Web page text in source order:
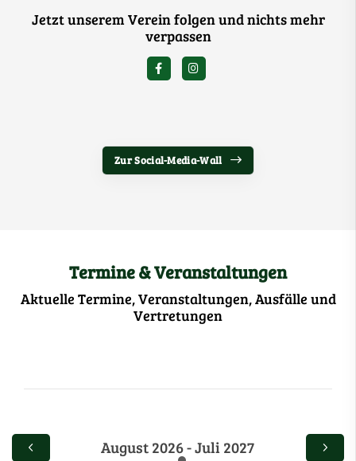
Jetzt unserem Verein folgen und nichts mehr
verpassen
Zur Social-Media-Wall
Termine & Veranstaltungen
Aktuelle Termine, Veranstaltungen, Ausfälle und
Vertretungen
August 2026 - Juli 2027